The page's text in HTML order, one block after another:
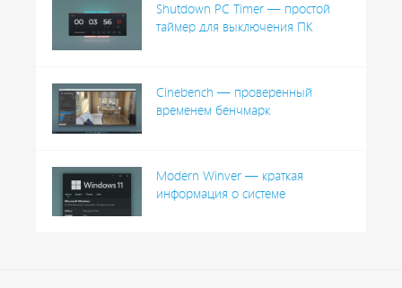
Shutdown PC Timer — простой
таймер для выключения ПК
Cinebench — проверенный
временем бенчмарк
Modern Winver — краткая
информация о системе